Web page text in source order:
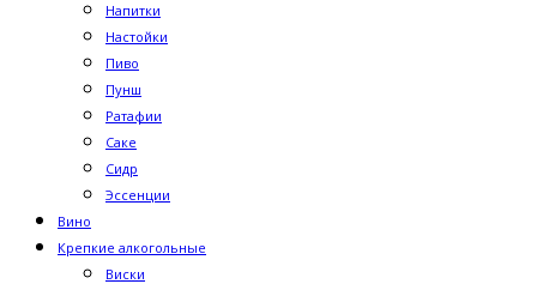
Напитки
Настойки
Пиво
Пунш
Ратафии
Саке
Сидр
Эссенции
Вино
Крепкие алкогольные
Виски